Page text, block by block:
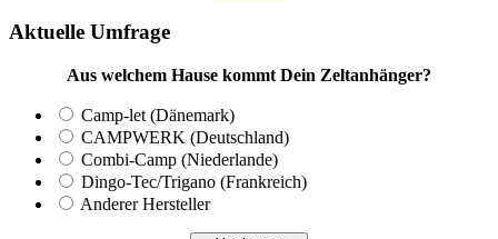
Aktuelle Umfrage
Aus welchem Hause kommt Dein Zeltanhänger?
Camp-let (Dänemark)
CAMPWERK (Deutschland)
Combi-Camp (Niederlande)
Dingo-Tec/Trigano (Frankreich)
Anderer Hersteller